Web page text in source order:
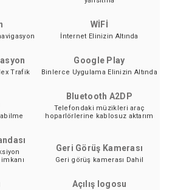
WİFİ
İnternet Elinizin Altında
Trafik
Google Play
Binlerce Uygulama Elinizin Altında
Bluetooth A2DP
Telefondaki müzikleri araç
hoparlörlerine kablosuz aktarım
Geri Görüş Kamerası
Geri görüş kamerası Dahil
Açılış logosu